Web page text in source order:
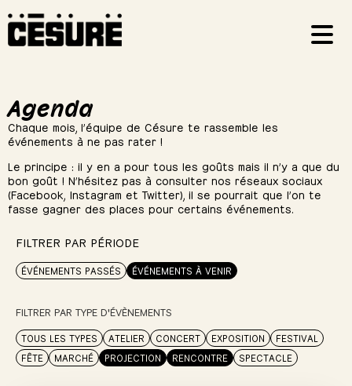
Agenda
Chaque mois, l’équipe de Césure te rassemble les
événements à ne pas rater !
Le principe : il y en a pour tous les goûts mais il n’y a que du
bon goût ! N’hésitez pas à consulter nos réseaux sociaux
(Facebook, Instagram et Twitter), il se pourrait que l’on te
fasse gagner des places pour certains événements.
FILTRER PAR PÉRIODE
ÉVÉNEMENTS PASSÉS ÉVÉNEMENTS À VENIR
FILTRER PAR TYPE D'ÉVÈNEMENTS
TOUS LES TYPES ATELIER CONCERT EXPOSITION
FESTIVAL
FÊTE
MARCHÉ PROJECTION RENCONTRE SPECTACLE